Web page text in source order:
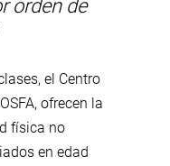
orden de
el Centro
ofrecen la
física no
en edad